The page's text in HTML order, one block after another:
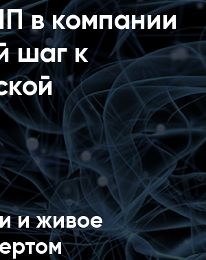
в компании
шаг к
и живое